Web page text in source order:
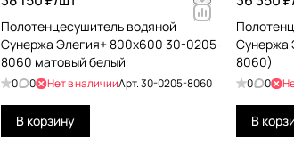
Полотенцесушитель водяной
Сунержа Элегия+ 800х600 30-0205-
8060 матовый белый
0 0 Нет в наличииАрт.30-0205-8060
В корзину
Сунержа
8060)
0 0
В